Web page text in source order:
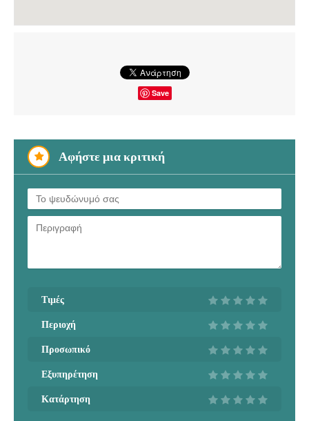
Save
Αφήστε μια κριτική
Τιμές
Περιοχή
Προσωπικό
Εξυπηρέτηση
Κατάρτηση